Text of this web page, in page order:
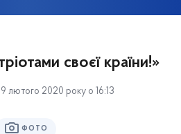
своєї країни!»
лютого 2020 року о 16:13
ФОТО